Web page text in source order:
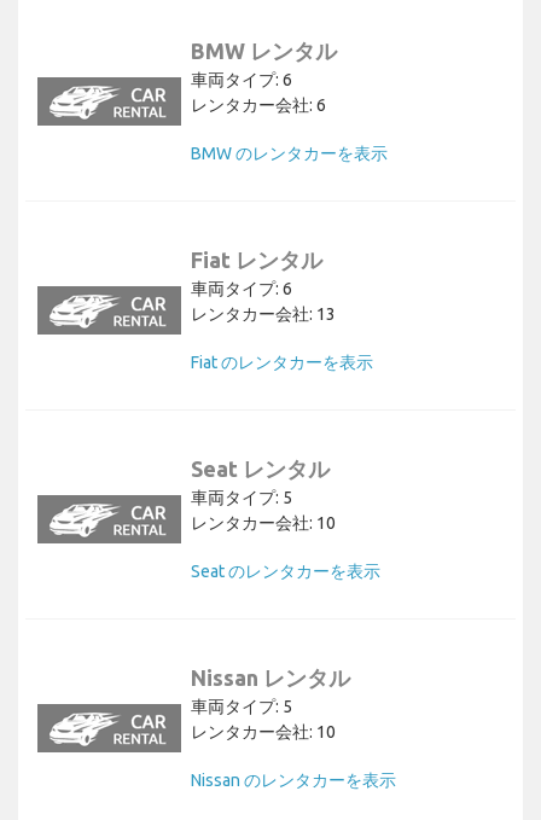
BMW レンタル
車両タイプ: 6
レンタカー会社: 6
BMW のレンタカーを表示
Fiat レンタル
車両タイプ: 6
レンタカー会社: 13
Fiat のレンタカーを表示
Seat レンタル
車両タイプ: 5
レンタカー会社: 10
Seat のレンタカーを表示
Nissan レンタル
車両タイプ: 5
レンタカー会社: 10
Nissan のレンタカーを表示